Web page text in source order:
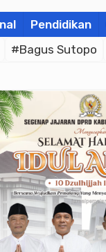
Pendidikan
#Bagus Sutopo